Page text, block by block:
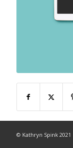
© Kathryn Spink 2021